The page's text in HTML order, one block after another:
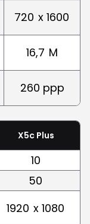
720 x 1600
16,7 M
260 ppp
X5c Plus
10
50
1920 x 1080